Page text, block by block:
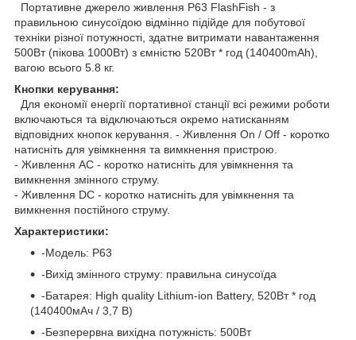
Портативне джерело живлення P63 FlashFish - з
правильною синусоїдою відмінно підійде для побутової
техніки різної потужності, здатне витримати навантаження
500Вт (пікова 1000Вт) з ємністю 520Вт * год (140400mAh),
вагою всього 5.8 кг.
Кнопки керування:
Для економії енергії портативної станції всі режими роботи
включаються та відключаються окремо натисканням
відповідних кнопок керування. - Живлення On / Off - коротко
натисніть для увімкнення та вимкнення пристрою.
- Живлення AC - коротко натисніть для увімкнення та
вимкнення змінного струму.
- Живлення DC - коротко натисніть для увімкнення та
вимкнення постійного струму.
Характеристики:
-Модель: P63
-Вихід змінного струму: правильна синусоїда
-Батарея: High quality Lithium-ion Battery, 520Вт * год
(140400мАч / 3,7 В)
-Безперервна вихідна потужність: 500Вт